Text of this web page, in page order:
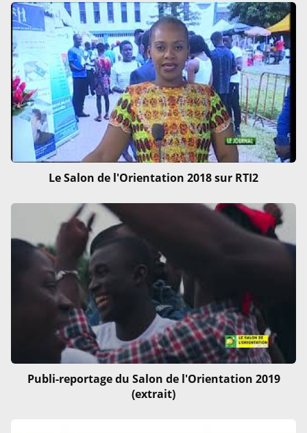
Le Salon de l'Orientation 2018 sur RTI2
Publi-reportage du Salon de l'Orientation 2019
(extrait)